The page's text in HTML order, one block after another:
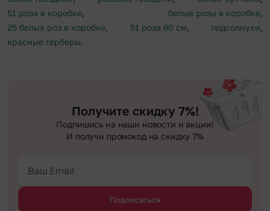
51 роза в коробке, белые розы в коробке,
25 белых роз в коробке, 51 роза 60 см, подсолнухи,
красные герберы.
Получите скидку 7%!
Подпишись на наши новости и акции!
И получи промокод на скидку 7%
Подписаться